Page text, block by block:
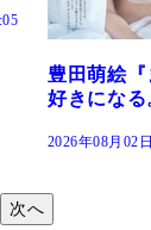
斎藤恭代
『BOUND
2026年08月02
次へ